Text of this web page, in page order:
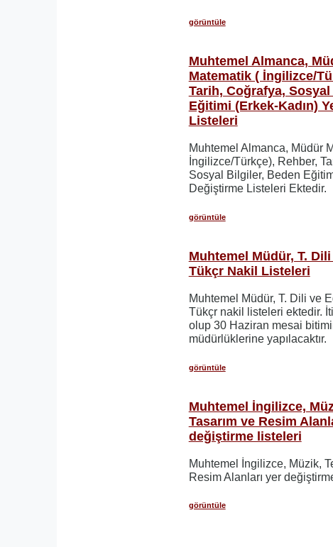
görüntüle
Muhtemel Almanca,
Matematik ( İngilizce/
Tarih, Coğrafya,
Eğitimi (Erkek-Kadın)
Listeleri
Muhtemel Almanca, Müdür
İngilizce/Türkçe), Rehber,
Sosyal Bilgiler, Beden
Değiştirme Listeleri Ektedir.
görüntüle
Muhtemel Müdür, T.
Tükçr Nakil Listeleri
Muhtemel Müdür, T. Dili ve
Tükçr nakil listeleri ektedir.
olup 30 Haziran mesai
müdürlüklerine yapılacaktır.
görüntüle
Muhtemel İngilizce,
Tasarım ve Resim
değiştirme listeleri
Muhtemel İngilizce, Müzik,
Resim Alanları yer
görüntüle